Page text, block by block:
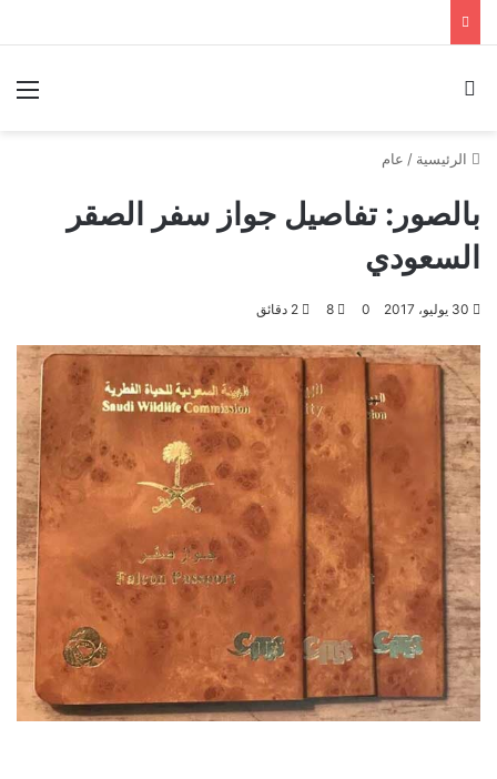
الرئيسية / عام
بالصور: تفاصيل جواز سفر الصقر
السعودي
30 يوليو، 2017 0
8